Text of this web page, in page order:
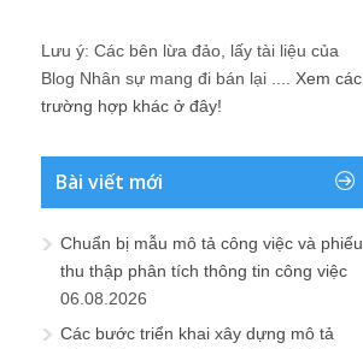
Lưu ý: Các bên lừa đảo, lấy tài liệu của
Blog Nhân sự mang đi bán lại .... Xem các
trường hợp khác ở đây!
Bài viết mới
Chuẩn bị mẫu mô tả công việc và phiếu
thu thập phân tích thông tin công việc
06.08.2026
Các bước triển khai xây dựng mô tả